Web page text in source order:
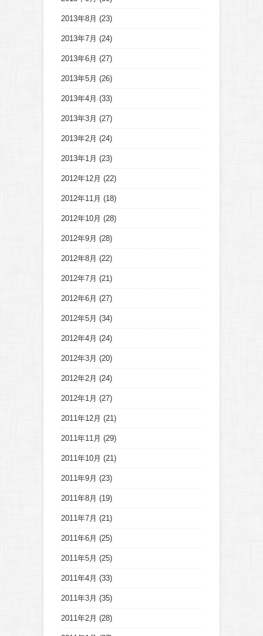
2013年8月 (23)
2013年7月 (24)
2013年6月 (27)
2013年5月 (26)
2013年4月 (33)
2013年3月 (27)
2013年2月 (24)
2013年1月 (23)
2012年12月 (22)
2012年11月 (18)
2012年10月 (28)
2012年9月 (28)
2012年8月 (22)
2012年7月 (21)
2012年6月 (27)
2012年5月 (34)
2012年4月 (24)
2012年3月 (20)
2012年2月 (24)
2012年1月 (27)
2011年12月 (21)
2011年11月 (29)
2011年10月 (21)
2011年9月 (23)
2011年8月 (19)
2011年7月 (21)
2011年6月 (25)
2011年5月 (25)
2011年4月 (33)
2011年3月 (35)
2011年2月 (28)